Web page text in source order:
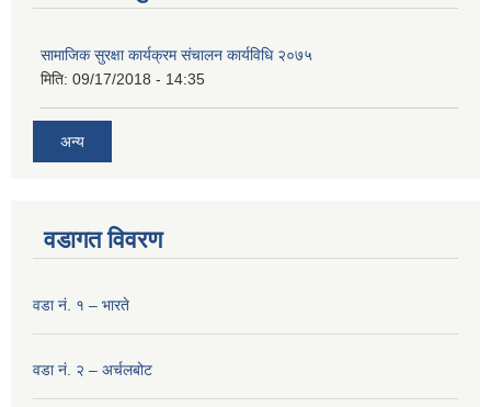
सामाजिक सुरक्षा कार्यक्रम संचालन कार्यविधि २०७५
मिति: 09/17/2018 - 14:35
अन्य
वडागत विवरण
वडा नं. १ – भारते
वडा नं. २ – अर्चलबोट